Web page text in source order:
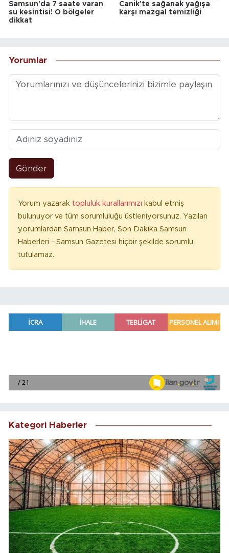
Samsun'da 7 saate varan
su kesintisi! O bölgeler
dikkat
Canik'te sağanak yağışa
karşı mazgal temizliği
Yorumlar
Gönder
Yorum yazarak topluluk kurallarımızı kabul etmiş
bulunuyor ve tüm sorumluluğu üstleniyorsunuz. Yazılan
yorumlardan Samsun Haber, Son Dakika Samsun
Haberleri - Samsun Gazetesi hiçbir şekilde sorumlu
tutulamaz.
Kategori Haberler